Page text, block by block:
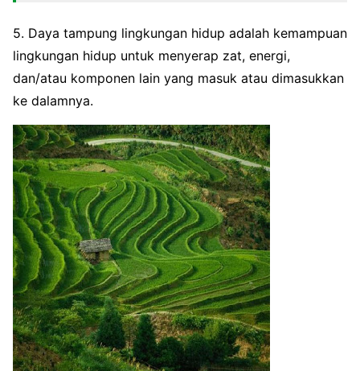
5. Daya tampung lingkungan hidup adalah kemampuan
lingkungan hidup untuk menyerap zat, energi,
dan/atau komponen lain yang masuk atau dimasukkan
ke dalamnya.